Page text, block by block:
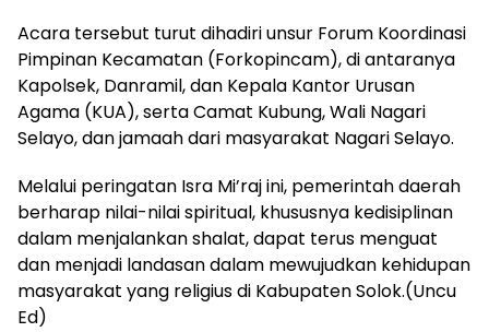
Acara tersebut turut dihadiri unsur Forum Koordinasi
Pimpinan Kecamatan (Forkopincam), di antaranya
Kapolsek, Danramil, dan Kepala Kantor Urusan
Agama (KUA), serta Camat Kubung, Wali Nagari
Selayo, dan jamaah dari masyarakat Nagari Selayo.
Melalui peringatan Isra Mi’raj ini, pemerintah daerah
berharap nilai-nilai spiritual, khususnya kedisiplinan
dalam menjalankan shalat, dapat terus menguat
dan menjadi landasan dalam mewujudkan kehidupan
masyarakat yang religius di Kabupaten Solok.(Uncu
Ed)